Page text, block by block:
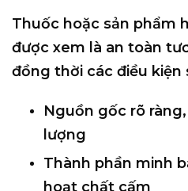
Thuốc hoặc sản phẩm
được xem là an toàn
đồng thời các điều kiện
Nguồn gốc rõ
lượng
Thành phần minh
hoạt chất cấm